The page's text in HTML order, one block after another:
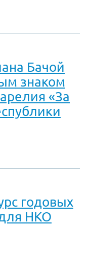
Бачой
знаком
«За
годовых
НКО